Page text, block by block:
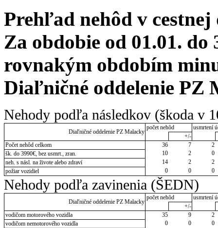
Prehľad nehôd v cestnej
Za obdobie od 01.01. do
rovnakým obdobím
Diaľničné oddelenie PZ
Nehody podľa následkov (škoda v
Diaľničné oddelenie PZ Malacky
počet nehôd
usmrtení
+/-
Počet nehôd celkom
36 7
2
šk. do 3990€, bez usmrt., zran.
10 2
0
neh. s násl. na živote alebo zdraví
14 2
2
požiar vozidiel
0 0 0
Nehody podľa zavinenia (ŠEDN)
Diaľničné oddelenie PZ Malacky
počet nehôd
usmrtení
+/-
vodičom motorového vozidla
35 9
2
vodičom nemotorového vozidla
0 0
0